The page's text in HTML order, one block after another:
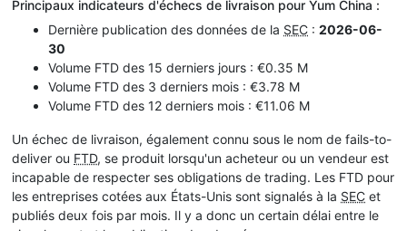
Principaux indicateurs d'échecs de livraison pour Yum China :
Dernière publication des données de la SEC : 2026-06-
30
Volume FTD des 15 derniers jours : €0.35 M
Volume FTD des 3 derniers mois : €3.78 M
Volume FTD des 12 derniers mois : €11.06 M
Un échec de livraison, également connu sous le nom de fails-to-
deliver ou FTD, se produit lorsqu'un acheteur ou un vendeur est
incapable de respecter ses obligations de trading. Les FTD pour
les entreprises cotées aux États-Unis sont signalés à la SEC et
publiés deux fois par mois. Il y a donc un certain délai entre le